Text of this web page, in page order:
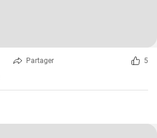
Partager 5